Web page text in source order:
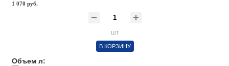
1 070 руб.
шт
В КОРЗИНУ
Объем л: